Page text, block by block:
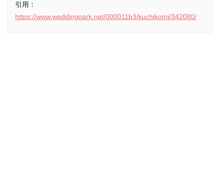
引用：
https://www.weddingpark.net/000011b3/kuchikomi/342080/